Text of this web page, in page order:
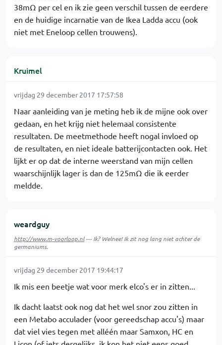
38mΩ per cel en ik zie geen verschil tussen de eerdere
en de huidige incarnatie van de Ikea Ladda accu (ook
niet met Eneloop cellen trouwens).
Kruimel
vrijdag 29 december 2017 17:57:58
Naar aanleiding van je meting heb ik de mijne ook over
gedaan, en het krijg niet helemaal consistente
resultaten. De meetmethode heeft nogal invloed op
de resultaten, en niet ideale batterijcontacten ook. Het
lijkt er op dat de interne weerstand van mijn cellen
waarschijnlijk lager is dan de 125mΩ die ik eerder
meldde.
weardguy
http://www.m-voorloop.nl--- Ik? Welnee! Ik zit nog lang niet achter de
germaniums.
vrijdag 29 december 2017 19:44:17
Ik mis een beetje wat voor merk elco's er in zitten...
Ik dacht laatst ook nog dat het wel snor zou zitten in
een Metabo acculader (voor gereedschap accu's) maar
dat viel vies tegen met alléén maar Samxon, HC en